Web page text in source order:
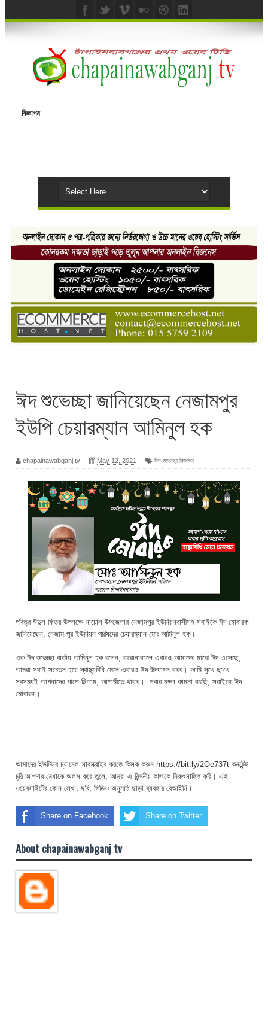
বিজ্ঞাপন
ঈদ শুভেচ্ছা জানিয়েছেন নেজামপুর
ইউপি চেয়ারম্যান আমিনুল হক
chapainawabganj tv May 12, 2021 ঈদ শুভেচ্ছা বিজ্ঞাপন
পবিত্র ঈদুল ফিতর উপলক্ষে নাচোল উপজেলার নেজামপুর ইউনিয়নবাসীসহ সবাইকে ঈদ মোবারক
জানিয়েছেন, নেজাম পুর ইউনিয়ন পরিষদের চেয়ারম্যান মোঃ আমিনুল হক।
এক ঈদ শুভেচ্ছা বার্তায় আমিনুল হক বলেন, করোনাকালে এবারও আমাদের মাঝে ঈদ এসেছে,
আমরা সবাই সচেতন হয়ে স্বাস্থ্যবিধি মেনে এবারও ঈদ উদযাপন করব। আমি সুখে দু:খে
সবসময়ই আপনাদের পাশে ছিলাম, আগামীতে থাকব। সবার মঙ্গল কামনা করছি, সবাইকে ঈদ
মোবারক।
আমাদের ইউটিউব চ্যানেল সাবস্ক্রাইব করতে ক্লিক করুন https://bit.ly/2Oe737t কনটেন্ট
চুরি আপনার মেধাকে অলস করে তুলে, আমরা এ নিন্দনীয় কাজকে নিরুৎসাহিত করি। এই
ওয়েবসাইটের কোন লেখা, ছবি, ভিডিও অনুমতি ছাড়া ব্যবহার বেআইনি।
Share on Facebook Share on Twitter
About chapainawabganj tv